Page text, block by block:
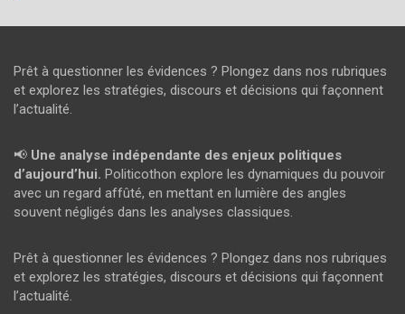
Prêt à questionner les évidences ? Plongez dans nos rubriques
et explorez les stratégies, discours et décisions qui façonnent
l’actualité.
📢 Une analyse indépendante des enjeux politiques
d’aujourd’hui. Politicothon explore les dynamiques du pouvoir
avec un regard affûté, en mettant en lumière des angles
souvent négligés dans les analyses classiques.
Prêt à questionner les évidences ? Plongez dans nos rubriques
et explorez les stratégies, discours et décisions qui façonnent
l’actualité.